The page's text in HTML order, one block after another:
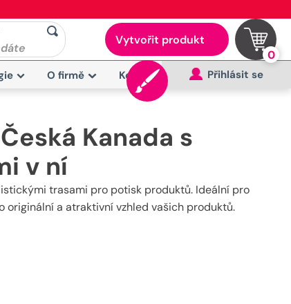
Vytvořit produkt
0
O firmě Kontakt Přihlásit se
Kanada s
v ní
trasami pro potisk produktů. Ideální pro
a atraktivní vzhled vašich produktů.